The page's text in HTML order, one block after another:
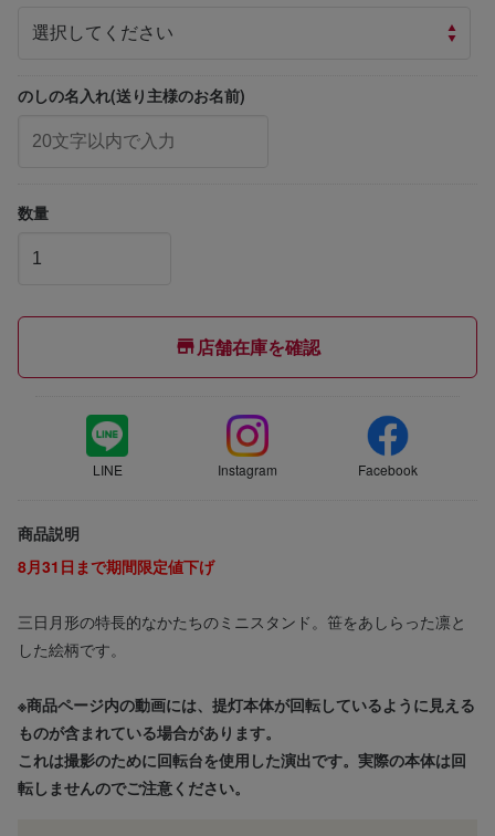
のしの名入れ(送り主様のお名前)
数量
店舗在庫を確認
LINE Instagram Facebook
商品説明
8月31日まで期間限定値下げ
三日月形の特長的なかたちのミニスタンド。笹をあしらった凛と
した絵柄です。
※商品ページ内の動画には、提灯本体が回転しているように見える
ものが含まれている場合があります。
これは撮影のために回転台を使用した演出です。実際の本体は回
転しませんのでご注意ください。